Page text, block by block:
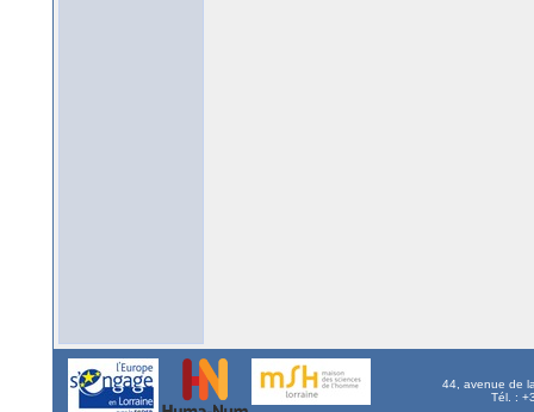
44, avenue de
Tél. :